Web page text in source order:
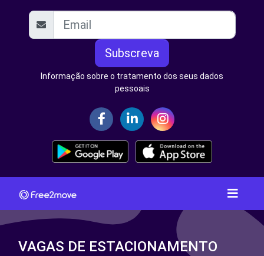
Subscreva
Informação sobre o tratamento dos seus dados
pessoais
VAGAS DE ESTACIONAMENTO